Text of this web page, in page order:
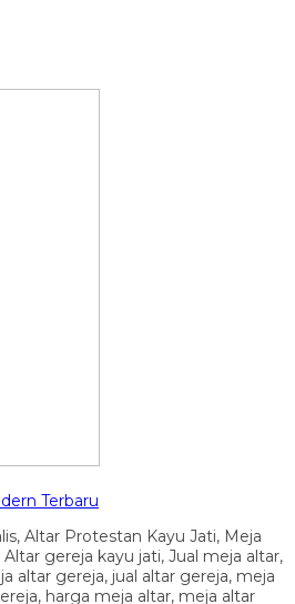
Terbaru
Altar Protestan Kayu Jati, Meja
gereja kayu jati, Jual meja altar,
altar gereja, jual altar gereja, meja
harga meja altar, meja altar